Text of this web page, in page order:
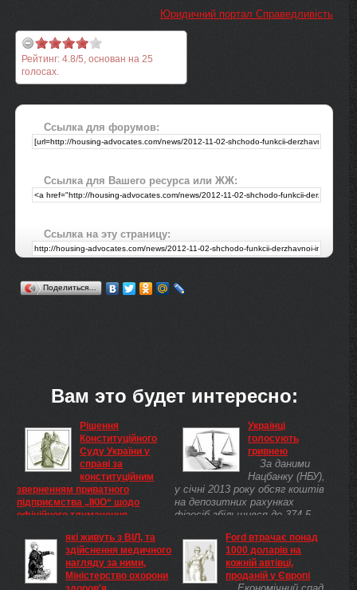
Юридичний портал Справедливість
Рейтинг: 4.8/5, основан на 25
голосах.
Ссылка для форумов:
Ссылка для Вашего ресурса или ЖЖ:
Ссылка на эту страницу:
Поделиться…
Вам это будет интересно:
Рішення
Конституційного
Суду України у
справі за
конституційним
зверненням приватного
підприємства „ІКІО“ щодо
офіційного тлумачення
статті 61 Сімейного кодексу
України, Конституційний Суд
України
м. Київ 19 вересня 2012 року
які живуть з ВІЛ, та
здійснення медичного
нагляду за ними,
Міністерство охорони
Українці
голосують
гривнею
За даними
Нацбанку (НБУ),
у січні 2013 року обсяг коштів
на депозитних рахунках
фізосіб збільшився до 374,5
порівняно з аналогічним
періодом минулого року). Це
свідчить ...
Ford втрачає понад
1000 доларів на
кожній автівці,
проданій у Європі